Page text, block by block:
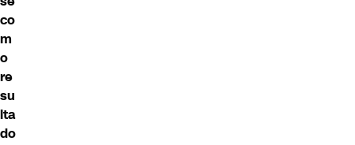
co
m
o
re
su
lta
do